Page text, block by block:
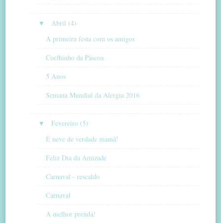
▼
Abril (4)
A primeira festa com os amigos
Coelhinho da Páscoa
5 Anos
Semana Mundial da Alergia 2016
▼
Fevereiro (5)
É neve de verdade mamã!
Feliz Dia da Amizade
Carnaval - rescaldo
Carnaval
A melhor prenda!